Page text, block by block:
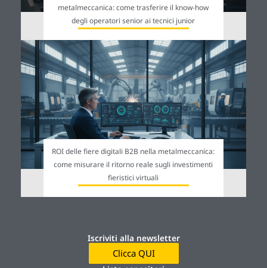
metalmeccanica: come trasferire il know-how
degli operatori senior ai tecnici junior
ROI delle fiere digitali B2B nella metalmeccanica:
come misurare il ritorno reale sugli investimenti
fieristici virtuali
Iscriviti alla newsletter
Clicca QUI